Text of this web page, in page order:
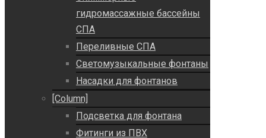
гидромассажные бассейны
СПА
Переливные СПА
Светомузыкальные фонтаны
Насадки для фонтанов
[Column]
Подсветка для фонтана
Фитинги из ПВХ